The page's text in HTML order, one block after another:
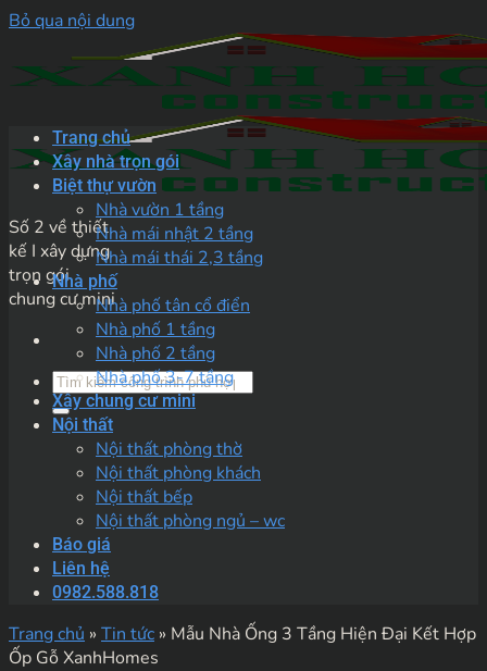
Bỏ qua nội dung
Số 2 về thiết
kế I xây dựng
trọn gói
chung cư mini
Trang chủ
Xây nhà trọn gói
Biệt thự vườn
Nhà vườn 1 tầng
Nhà mái nhật 2 tầng
Nhà mái thái 2,3 tầng
Nhà phố
Nhà phố tân cổ điển
Nhà phố 1 tầng
Nhà phố 2 tầng
Nhà phố 3-7 tầng
Xây chung cư mini
Nội thất
Nội thất phòng thờ
Nội thất phòng khách
Nội thất bếp
Nội thất phòng ngủ – wc
Báo giá
Liên hệ
0982.588.818
Trang chủ » Tin tức » Mẫu Nhà Ống 3 Tầng Hiện Đại Kết Hợp
Ốp Gỗ XanhHomes